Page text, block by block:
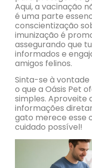
Aqui, a vacinação
é uma parte
conscientização
imunização é
assegurando que
informados e
amigos felinos.
Sinta-se à
o que a Oásis Pet
simples. Aproveite
informações
gato merece esse
cuidado possível!